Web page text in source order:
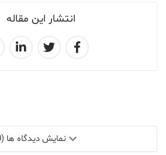
انتشار این مقاله
نمایش دیدگاه ها (0)